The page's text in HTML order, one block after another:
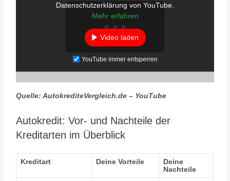
Datenschutzerklärung von YouTube.
Mehr erfahren
Video laden
YouTube immer entsperren
Quelle: AutokrediteVergleich.de – YouTube
Autokredit: Vor- und Nachteile der
Kreditarten im Überblick
Kreditart Deine Vorteile
Deine
Nachteile